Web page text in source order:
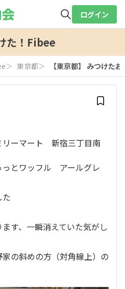
検索
ログイン
た！Fibee
＞ 東京都＞ 【東京都】 みつけた
リーマート 新宿三丁目南
っとワッフル アールグレ
す、一瞬消えていた気がし
の斜めの方（対角線上）の